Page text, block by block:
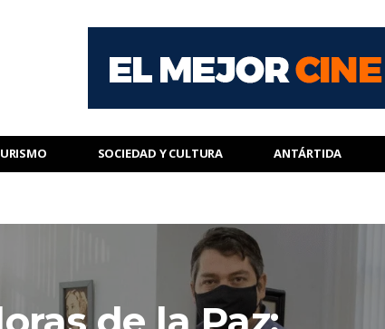
SOCIEDAD Y CULTURA ANTÁRTIDA